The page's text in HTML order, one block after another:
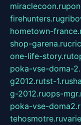
miraclecoon.ru
firehunters.ru
hometown-
shop-garena.ru
one-life-story.ru
poka-vse-doma-
g2012.rutst-1.ru
g-2012.ruops-
poka-vse-
tehosmotre.ru